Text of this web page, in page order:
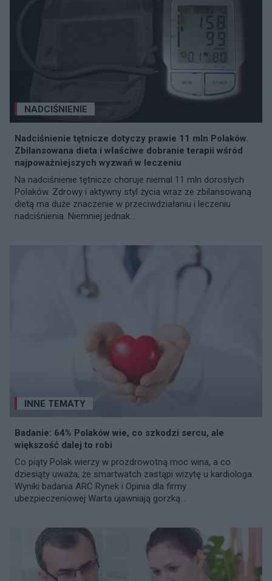
NADCIŚNIENIE
Nadciśnienie tętnicze dotyczy prawie 11 mln Polaków.
Zbilansowana dieta i właściwe dobranie terapii wśród
najpoważniejszych wyzwań w leczeniu
Na nadciśnienie tętnicze choruje niemal 11 mln dorosłych
Polaków. Zdrowy i aktywny styl życia wraz ze zbilansowaną
dietą ma duże znaczenie w przeciwdziałaniu i leczeniu
nadciśnienia. Niemniej jednak...
INNE TEMATY
Badanie: 64% Polaków wie, co szkodzi sercu, ale
większość dalej to robi
Co piąty Polak wierzy w prozdrowotną moc wina, a co
dziesiąty uważa, że smartwatch zastąpi wizytę u kardiologa.
Wyniki badania ARC Rynek i Opinia dla firmy
ubezpieczeniowej Warta ujawniają gorzką...